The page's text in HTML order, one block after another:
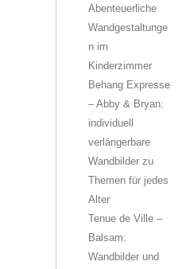
Abenteuerliche
Wandgestaltunge
n im
Kinderzimmer
Behang Expresse
– Abby & Bryan:
individuell
verlängerbare
Wandbilder zu
Themen für jedes
Alter
Tenue de Ville –
Balsam:
Wandbilder und